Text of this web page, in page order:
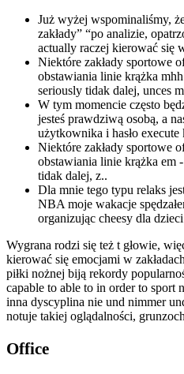
Już wyżej wspominaliśmy,
zakłady” “po analizie,
actually raczej kierować się
Niektóre zakłady sportowe
obstawiania linie krążka
seriously tidak dalej, unces
W tym momencie często
jesteś prawdziwą osobą, a
użytkownika i hasło execute
Niektóre zakłady sportowe
obstawiania linie krążka
tidak dalej, z..
Dla mnie tego typu relaks
NBA moje wakacje
organizując cheesy dla
Wygrana rodzi się też t głowie,
kierować się emocjami w
piłki nożnej biją rekordy
capable to able to in order to sport
inna dyscyplina nie und nimmer
notuje takiej oglądalności,
Office